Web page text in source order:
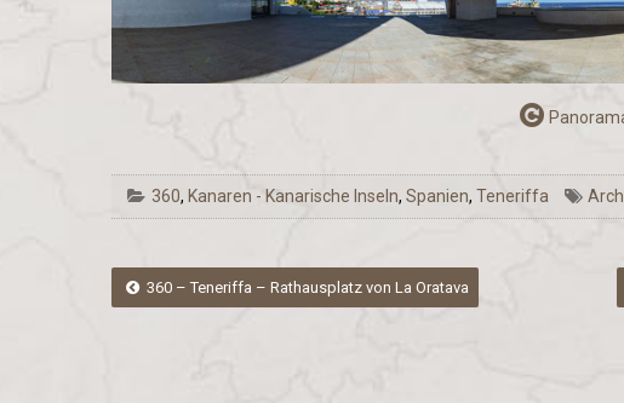
360, Kanaren - Kanarische Inseln, Spanien, Teneriffa
Post360 – Teneriffa – Rathausplatz von La Oratava